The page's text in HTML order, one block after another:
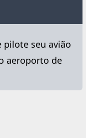
pilote seu avião
aeroporto de